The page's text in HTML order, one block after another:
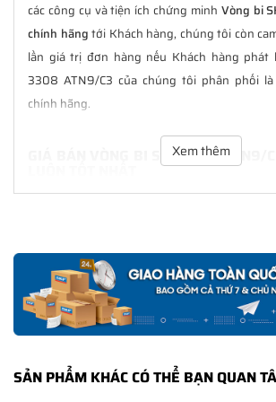
các công cụ và tiện ích chứng minh Vòng bi
chính hãngtới Khách hàng, chúng tôi còn
lần giá trị đơn hàng nếu Khách hàng phát
3308 ATN9/C3 của chúng tôi phân phối
chính hãng.
GIÁ BÁN VÒNG BI SKF 3308 ATN9/
TạiNGOCANH.COMgiá bán Vòng bi SKF
trong suốt quá trình sử dụng các sản phẩm
CHẾ ĐỘ BẢO HÀNH VÒNG BI
CHÍNH HÃNG
Tất cả các sản phẩm SKF chính hãng do
phối đều được bảo hành chính hãng theo
Xem thêm
SẢN PHẨM KHÁC CÓ THỂ BẠN QUAN